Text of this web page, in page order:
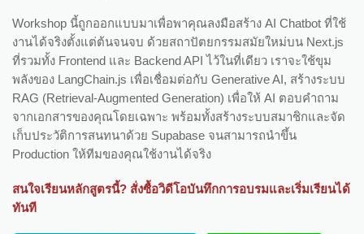
Workshop นี้ถูกออกแบบมาเพื่อพาคุณลงมือสร้าง AI Chatbot ที่ใช้
งานได้จริงตั้งแต่ต้นจนจบ ด้วยสถาปัตยกรรมสมัยใหม่บน Next.js
ที่รวมทั้ง Frontend และ Backend API ไว้ในที่เดียว เราจะใช้ขุม
พลังของ LangChain.js เพื่อเชื่อมต่อกับ Generative AI, สร้างระบบ
RAG (Retrieval-Augmented Generation) เพื่อให้ AI ตอบคำถาม
จากเอกสารของคุณโดยเฉพาะ พร้อมทั้งสร้างระบบสมาชิกและจัด
เก็บประวัติการสนทนาด้วย Supabase จนสามารถนำขึ้น
Production ให้ทีมของคุณใช้งานได้จริง
สนใจเรียนหลักสูตรนี้? สั่งซื้อวิดีโอบันทึกการอบรมและเริ่มเรียนได้
ทันที